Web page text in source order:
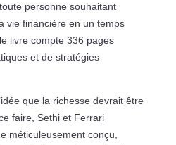
personne souhaitant
vie financière en un temps
livre compte 336 pages
et de stratégies
que la richesse devrait être
faire, Sethi et Ferrari
méticuleusement conçu,